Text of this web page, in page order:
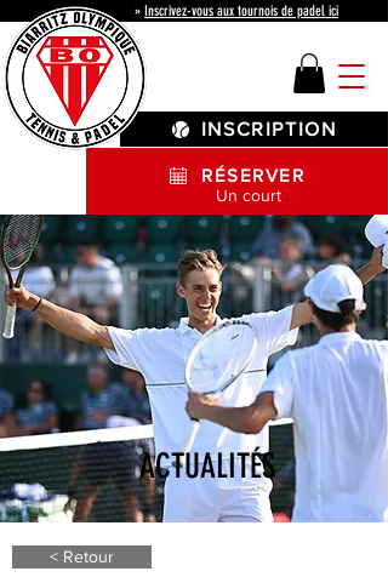
RÉSERVER
INSCRIPTION
Un court
» Inscrivez-vous aux tournois de padel ici
ACTUALITÉS
< Retour